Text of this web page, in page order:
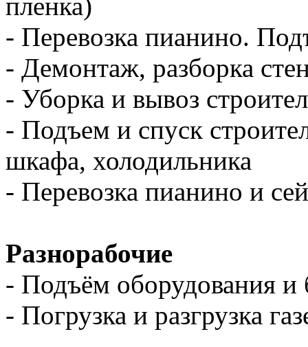
пленка)
- Перевозка пианино.
- Демонтаж, разборка
- Уборка и вывоз
- Подъем и спуск
шкафа, холодильника
- Перевозка пианино и
Разнорабочие
- Подъём оборудования и
- Погрузка и разгрузка